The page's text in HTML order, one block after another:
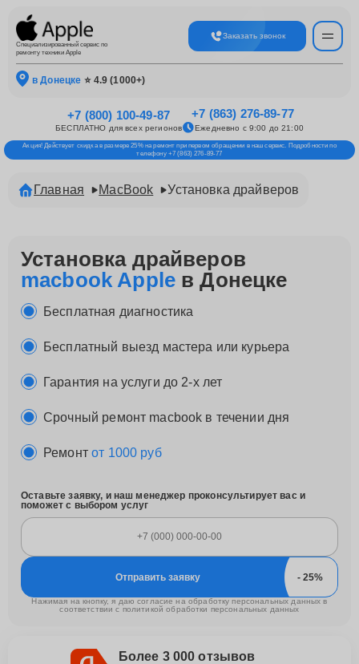
Специализированный сервис по
ремонту техники Apple
Заказать звонок
в Донецке ⭐ 4.9 (1000+)
+7 (800) 100-49-87
БЕСПЛАТНО для всех регионов
+7 (863) 276-89-77
Ежедневно с 9:00 до 21:00
Акция! Действует скидка в размере 25% на ремонт при первом обращении в наш сервис. Подробности по
телефону +7 (863) 276-89-77
Главная MacBook Установка драйверов
Установка драйверов
macbook Appleв Донецке
Бесплатная диагностика
Бесплатный выезд мастера или курьера
Гарантия на услуги до 2-х лет
Срочный ремонт macbook в течении дня
Ремонтот 1000 руб
Оставьте заявку, и наш менеджер проконсультирует вас и
поможет с выбором услуг
Отправить заявку
Нажимая на кнопку, я даю согласие на обработку персональных данных в
соответствии с политикой обработки персональных данных
Более 3 000 отзывов